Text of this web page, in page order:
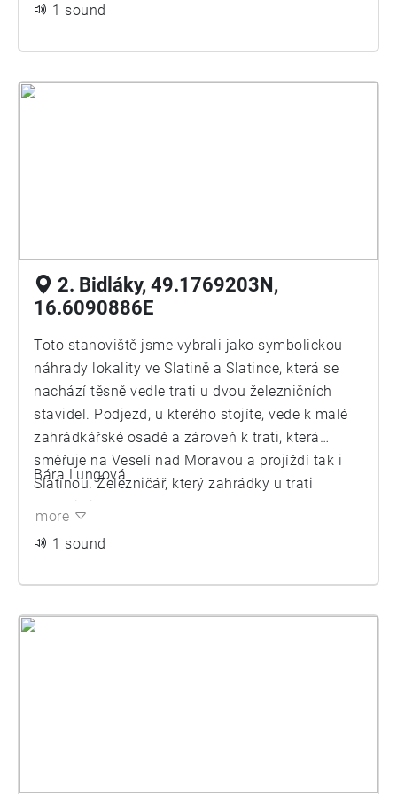
projektu také koordinovala logistiku trasy. Jednotlivá
Davydenko a Lucia Bergamaschi.
10 let.
1 sound
2. Bidláky, 49.1769203N,
16.6090886E
Toto stanoviště jsme vybrali jako symbolickou
náhrady lokality ve Slatině a Slatince, která se
nachází těsně vedle trati u dvou železničních
stavidel. Podjezd, u kterého stojíte, vede k malé
zahrádkářské osadě a zároveň k trati, která
směřuje na Veselí nad Moravou a projíždí tak i
Slatinou. Železničář, který zahrádky u trati
vytvořil, je vyučený zahradník s praxí, který od
výsledkem přemýšlení a každodenní práce
konstantně při výkonu své práce jako signalista.
Bára Lungová
more
1 sound